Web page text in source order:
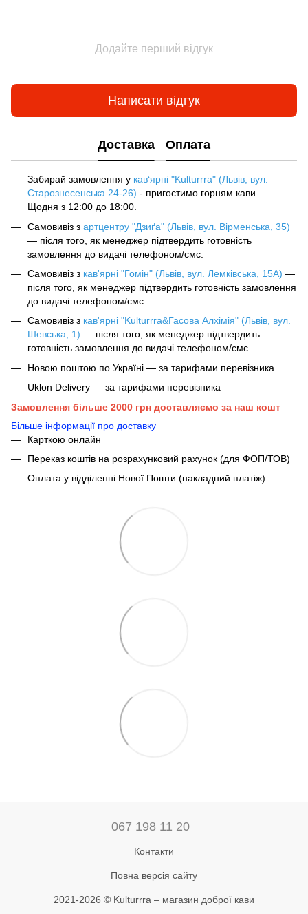
Додайте перший відгук
Написати відгук
Доставка Оплата
Забирай замовлення у кав‘ярні "Kulturrra" (Львів, вул.
Старознесенська 24-26) - пригостимо горням кави.
Щодня з 12:00 до 18:00.
Самовивіз з артцентру "Дзиґа" (Львів, вул. Вірменська, 35)
— після того, як менеджер підтвердить готовність
замовлення до видачі телефоном/смс.
Самовивіз з кав'ярні "Гомін" (Львів, вул. Лемківська, 15А) —
після того, як менеджер підтвердить готовність замовлення
до видачі телефоном/смс.
Самовивіз з кав'ярні "Kulturrra&Гасова Алхімія" (Львів, вул.
Шевська, 1) — після того, як менеджер підтвердить
готовність замовлення до видачі телефоном/смс.
Новою поштою по Україні — за тарифами перевізника.
Uklon Delivery — за тарифами перевізника
Замовлення більше 2000 грн доставляємо за наш кошт
Більше інформації про доставку
Карткою онлайн
Переказ коштів на розрахунковий рахунок (для ФОП/ТОВ)
Оплата у відділенні Нової Пошти (накладний платіж).
067 198 11 20
Контакти
Повна версія сайту
2021-2026 © Kulturrra – магазин доброї кави